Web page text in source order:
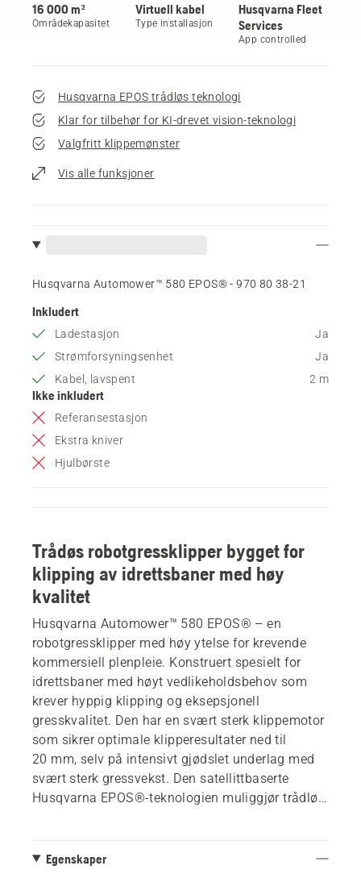
16 000 m²
Områdekapasitet
Virtuell kabel
Type installasjon
Husqvarna Fleet
Services
App controlled
Husqvarna EPOS trådløs teknologi
Klar for tilbehør for KI-drevet vision-teknologi
Valgfritt klippemønster
Vis alle funksjoner
Husqvarna Automower™ 580 EPOS® - 970 80 38‑21
Inkludert
Ladestasjon
Ja
Strømforsyningsenhet
Ja
Kabel, lavspent
2 m
Ikke inkludert
Referansestasjon
Ekstra kniver
Hjulbørste
Trådøs robotgressklipper bygget for
klipping av idrettsbaner med høy
kvalitet
Husqvarna Automower™ 580 EPOS® – en
robotgressklipper med høy ytelse for krevende
kommersiell plenpleie. Konstruert spesielt for
idrettsbaner med høyt vedlikeholdsbehov som
krever hyppig klipping og eksepsjonell
gresskvalitet. Den har en svært sterk klippemotor
som sikrer optimale klipperesultater ned til
20 mm, selv på intensivt gjødslet underlag med
svært sterk gressvekst. Den satellittbaserte
Husqvarna EPOS®-teknologien muliggjør trådløs
som ikke klippes. I tillegg vil EPOS® lette
Egenskaper